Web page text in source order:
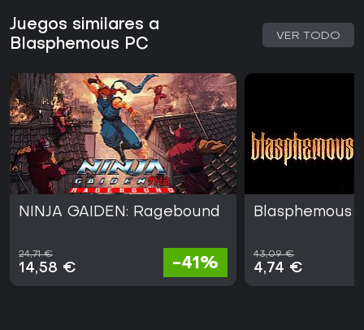
Juegos similares a
Blasphemous PC
VER TODO
NINJA GAIDEN: Ragebound
24,71 €
14,58 € -41%
Blasphemous
43,09 €
4,74 €